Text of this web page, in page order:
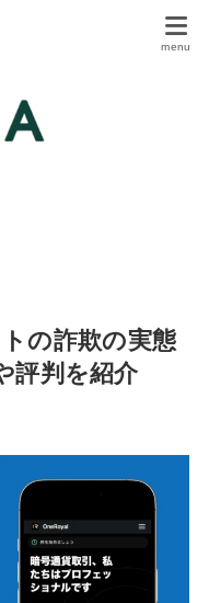
の詐欺の実態
評判を紹介